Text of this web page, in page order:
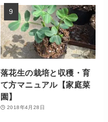
落花生の栽培と収穫・育
て方マニュアル【家庭菜
園】
2018年4月28日